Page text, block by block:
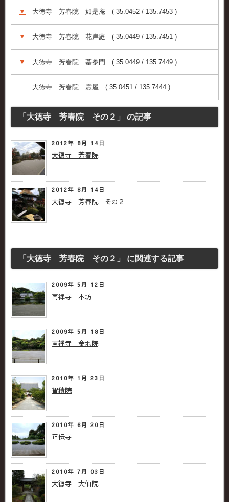
▼ 大徳寺 芳春院 如是庵 ( 35.0452 / 135.7453 )
▼ 大徳寺 芳春院 花岸庭 ( 35.0449 / 135.7451 )
▼ 大徳寺 芳春院 墓参門 ( 35.0449 / 135.7449 )
大徳寺 芳春院 霊屋 ( 35.0451 / 135.7444 )
「大徳寺 芳春院 その２」 の記事
2012年 8月 14日
大徳寺 芳春院
2012年 8月 14日
大徳寺 芳春院 その２
「大徳寺 芳春院 その２」 に関連する記事
2009年 5月 12日
南禅寺 本坊
2009年 5月 18日
南禅寺 金地院
2010年 1月 23日
智積院
2010年 6月 20日
正伝寺
2010年 7月 03日
大徳寺 大仙院